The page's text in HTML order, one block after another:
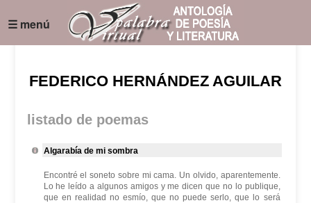
☰ menú
FEDERICO HERNÁNDEZ AGUILAR
listado de poemas
Algarabía de mi sombra
Encontré el soneto sobre mi cama. Un olvido, aparentemente.
Lo he leído a algunos amigos y me dicen que no lo publique,
que en realidad no esmío, que no puede serlo, que lo será